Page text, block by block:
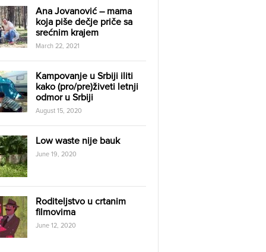
Ana Jovanović – mama
koja piše dečje priče sa
srećnim krajem
March 22, 2021
Kampovanje u Srbiji iliti
kako (pro/pre)živeti letnji
odmor u Srbiji
August 15, 2020
Low waste nije bauk
June 19, 2020
Roditeljstvo u crtanim
filmovima
June 12, 2020